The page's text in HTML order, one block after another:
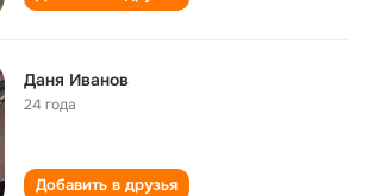
Даня Иванов
24 года
Добавить в друзья